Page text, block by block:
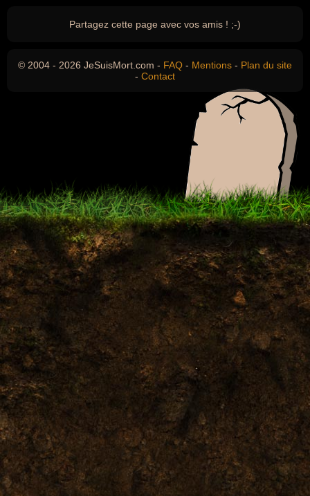
Partagez cette page avec vos amis ! ;-)
© 2004 - 2026 JeSuisMort.com - FAQ - Mentions - Plan du site
- Contact